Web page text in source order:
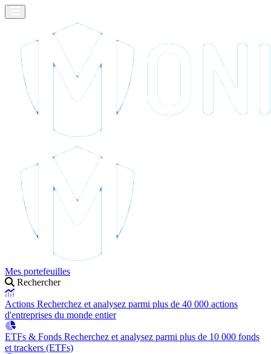
Mes portefeuilles
Rechercher
Actions Recherchez et analysez parmi plus de 40 000 actions
d'entreprises du monde entier
ETFs & Fonds Recherchez et analysez parmi plus de 10 000 fonds
et trackers (ETFs)